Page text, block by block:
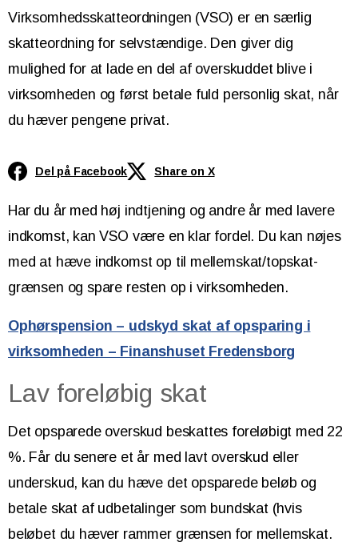
Virksomhedsskatteordningen (VSO) er en særlig
skatteordning for selvstændige. Den giver dig
mulighed for at lade en del af overskuddet blive i
virksomheden og først betale fuld personlig skat, når
du hæver pengene privat.
Del på Facebook Share on X
Har du år med høj indtjening og andre år med lavere
indkomst, kan VSO være en klar fordel. Du kan nøjes
med at hæve indkomst op til mellemskat/topskat-
grænsen og spare resten op i virksomheden.
Ophørspension – udskyd skat af opsparing i
virksomheden – Finanshuset Fredensborg
Lav foreløbig skat
Det opsparede overskud beskattes foreløbigt med 22
%. Får du senere et år med lavt overskud eller
underskud, kan du hæve det opsparede beløb og
betale skat af udbetalinger som bundskat (hvis
beløbet du hæver rammer grænsen for mellemskat.